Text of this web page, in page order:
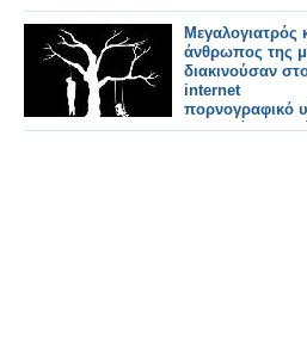
Μεγαλογιατρός
άνθρωπος της
διακινούσαν
internet
πορνογραφικό
με μωρά και...